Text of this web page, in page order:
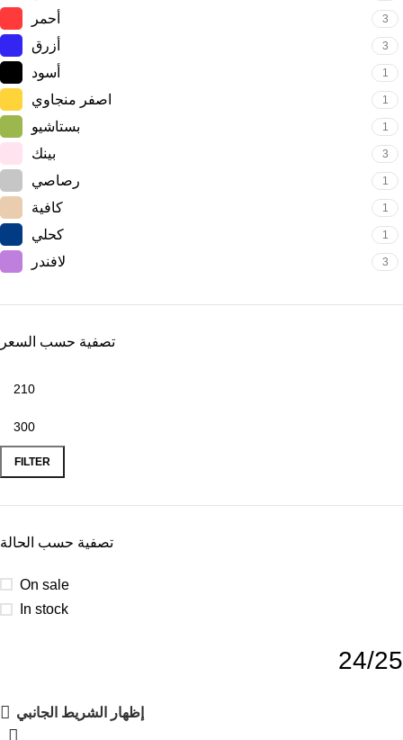
أحمر 3
أزرق 3
أسود 1
اصفر منجاوي 1
بستاشيو 1
بينك 3
رصاصي 1
كافية 1
كحلي 1
لافندر 3
تصفية حسب السعر
FILTER
تصفية حسب الحالة
On sale
In stock
24/25
إظهار الشريط الجانبي